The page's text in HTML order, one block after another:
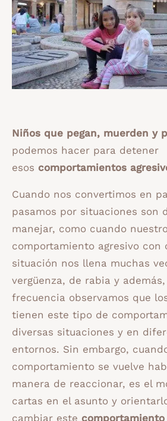
Niños que pegan, muerden y
podemos hacer para detener
esos comportamientos
Cuando nos convertimos en
pasamos por situaciones son
manejar, como cuando
comportamiento agresivo con
situación nos llena muchas
vergüenza, de rabia y
frecuencia observamos que
tienen este tipo de
diversas situaciones y en
entornos. Sin embargo,
comportamiento se vuelve
manera de reaccionar, es el
cartas en el asunto y
cambiar este